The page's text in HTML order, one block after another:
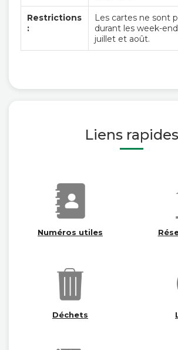
Restrictions
:
Les cartes ne sont
durant les week-
juillet et août.
Liens rapides
Numéros utiles
Déchets